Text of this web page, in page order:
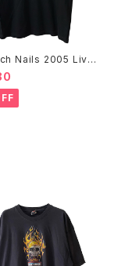
Nails 2005 Live
Band Tee